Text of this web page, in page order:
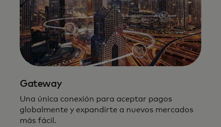
Gateway
Una única conexión para aceptar pagos
globalmente y expandirte a nuevos mercados
más fácil.​